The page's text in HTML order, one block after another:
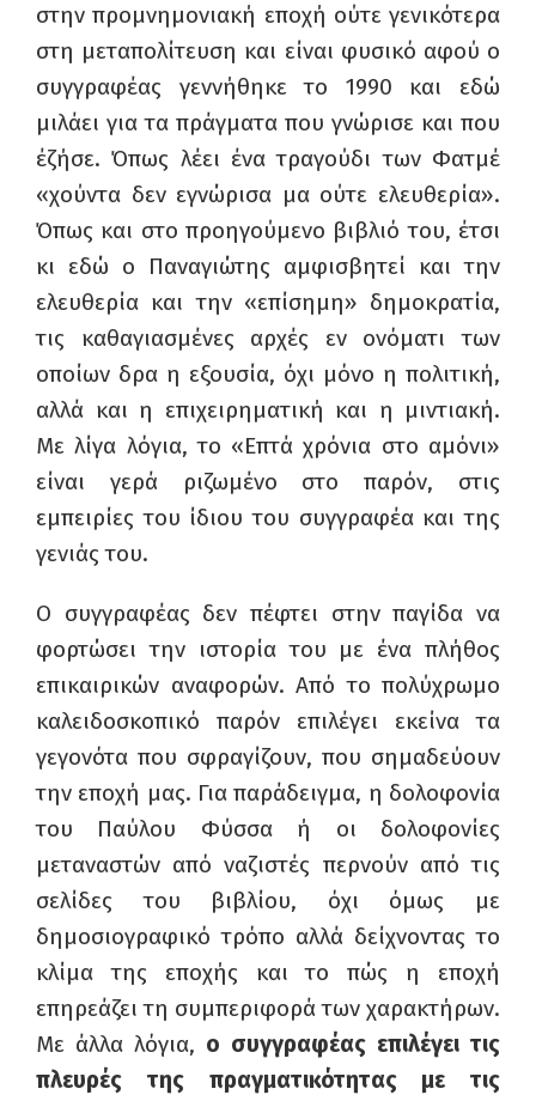
στην προμνημονιακή εποχή ούτε γενικότερα
στη μεταπολίτευση και είναι φυσικό αφού ο
συγγραφέας γεννήθηκε το 1990 και εδώ
μιλάει για τα πράγματα που γνώρισε και που
έζήσε. Όπως λέει ένα τραγούδι των Φατμέ
«χούντα δεν εγνώρισα μα ούτε ελευθερία».
Όπως και στο προηγούμενο βιβλιό του, έτσι
κι εδώ ο Παναγιώτης αμφισβητεί και την
ελευθερία και την «επίσημη» δημοκρατία,
τις καθαγιασμένες αρχές εν ονόματι των
οποίων δρα η εξουσία, όχι μόνο η πολιτική,
αλλά και η επιχειρηματική και η μιντιακή.
Με λίγα λόγια, το «Επτά χρόνια στο αμόνι»
είναι γερά ριζωμένο στο παρόν, στις
εμπειρίες του ίδιου του συγγραφέα και της
γενιάς του.
Ο συγγραφέας δεν πέφτει στην παγίδα να
φορτώσει την ιστορία του με ένα πλήθος
επικαιρικών αναφορών. Από το πολύχρωμο
καλειδοσκοπικό παρόν επιλέγει εκείνα τα
γεγονότα που σφραγίζουν, που σημαδεύουν
την εποχή μας. Για παράδειγμα, η δολοφονία
του Παύλου Φύσσα ή οι δολοφονίες
μεταναστών από ναζιστές περνούν από τις
σελίδες του βιβλίου, όχι όμως με
δημοσιογραφικό τρόπο αλλά δείχνοντας το
κλίμα της εποχής και το πώς η εποχή
επηρεάζει τη συμπεριφορά των χαρακτήρων.
Με άλλα λόγια, ο συγγραφέας επιλέγει τις
πλευρές της πραγματικότητας με τις